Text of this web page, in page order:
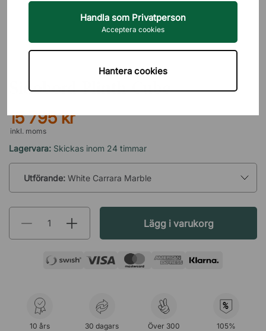
Handla som Privatperson
Acceptera cookies
Hantera cookies
Sidobord Plinth Cube
15 795 kr
inkl. moms
Lagervara: Skickas inom 24 timmar
Utförande: White Carrara Marble
Lägg i varukorg
10 års
30 dagars
Över 300
%
105%